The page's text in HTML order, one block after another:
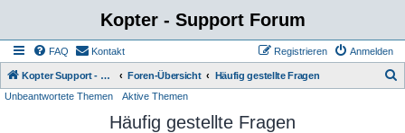
Kopter - Support Forum
FAQ Kontakt Anmelden
Registrieren
Kopter Support - von Anwendern für Anwender. Foren-Übersicht Häufig gestellte Fragen
Unbeantwortete Themen Aktive Themen
Häufig gestellte Fragen